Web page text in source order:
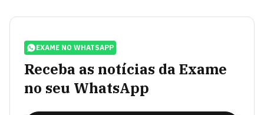
EXAME NO WHATSAPP
Receba as notícias da Exame
no seu WhatsApp